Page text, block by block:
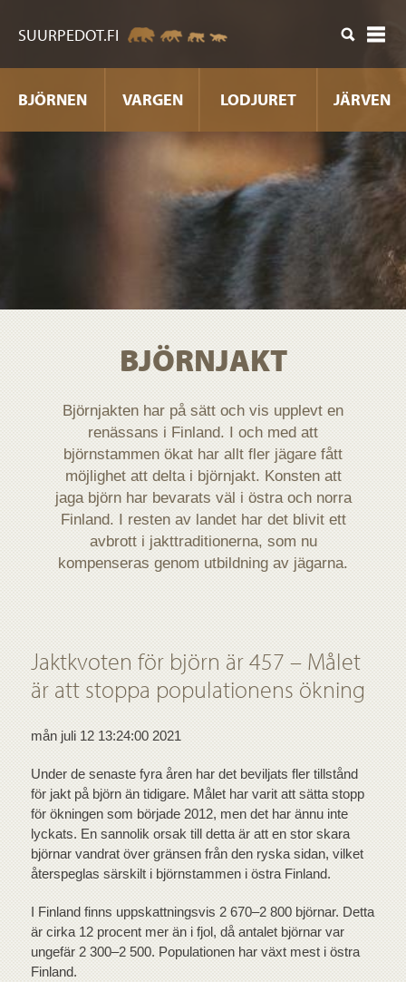
SUURPEDOT.FI
BJÖRNEN VARGEN LODJURET JÄRVEN
BJÖRNJAKT
Björnjakten har på sätt och vis upplevt en
renässans i Finland. I och med att
björnstammen ökat har allt fler jägare fått
möjlighet att delta i björnjakt. Konsten att
jaga björn har bevarats väl i östra och norra
Finland. I resten av landet har det blivit ett
avbrott i jakttraditionerna, som nu
kompenseras genom utbildning av jägarna.
Jaktkvoten för björn är 457 – Målet
är att stoppa populationens ökning
mån juli 12 13:24:00 2021
Under de senaste fyra åren har det beviljats fler tillstånd
för jakt på björn än tidigare. Målet har varit att sätta stopp
för ökningen som började 2012, men det har ännu inte
lyckats. En sannolik orsak till detta är att en stor skara
björnar vandrat över gränsen från den ryska sidan, vilket
återspeglas särskilt i björnstammen i östra Finland.
I Finland finns uppskattningsvis 2 670–2 800 björnar. Detta
är cirka 12 procent mer än i fjol, då antalet björnar var
ungefär 2 300–2 500. Populationen har växt mest i östra
Finland.